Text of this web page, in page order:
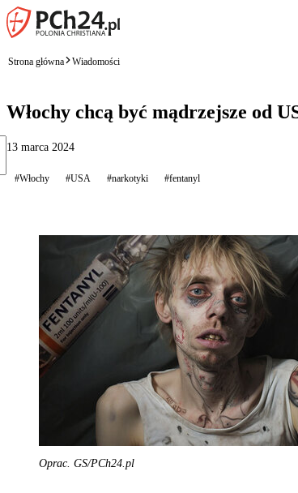
Strona główna Wiadomości
Włochy chcą być mądrzejsze od
13 marca 2024
#Włochy #USA #narkotyki #fentanyl
Oprac. GS/PCh24.pl